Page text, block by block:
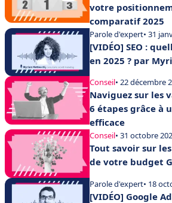
votre
comparatif 2025
Parole d'expert• 31
[VIDÉO] SEO :
en 2025 ? par
Conseil• 22 décembre
Naviguez sur les
6 étapes grâce à
efficace
Conseil• 31 octobre
Tout savoir sur
de votre budget
Parole d'expert• 18
[VIDÉO] Google